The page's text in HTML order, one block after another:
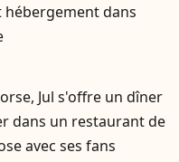
hébergement dans
Jul s'offre un dîner
dans un restaurant de
avec ses fans